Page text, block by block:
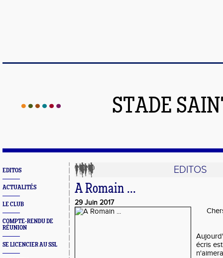
STADE
EDITOS
ACTUALITÉS
LE CLUB
COMPTE-RENDU DE
RÉUNION
SE LICENCIER AU SSL
EDITOS
A Romain ...
29 Juin 2017
écris